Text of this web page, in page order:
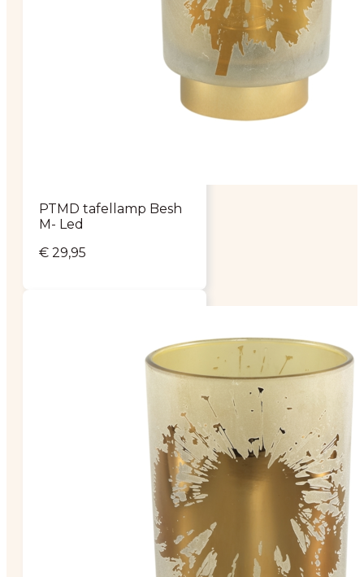
PTMD tafellamp Besh
M- Led
€ 29,95